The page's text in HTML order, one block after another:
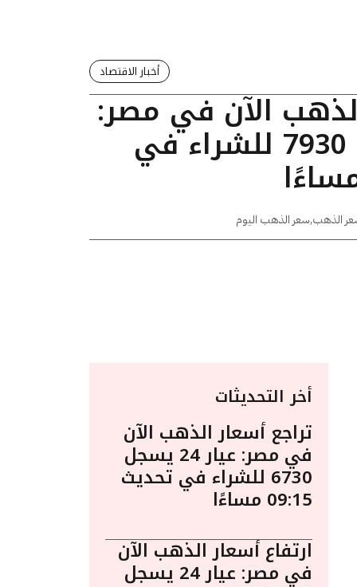
أخبار الاقتصاد
الآن في مصر:
عيار 24 يسجل 7930 للشراء في
الذهب,سعر الذهب اليوم
أخر التحديثات
تراجع أسعار الذهب الآن
في مصر: عيار 24 يسجل
6730 للشراء في تحديث
09:15 مساءًا
ارتفاع أسعار الذهب الآن
في مصر: عيار 24 يسجل